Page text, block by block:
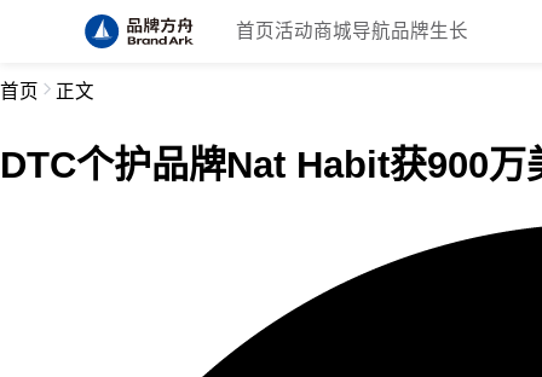
首页 活动商城导航品牌生长
首页 正文
DTC个护品牌Nat Habit获900万